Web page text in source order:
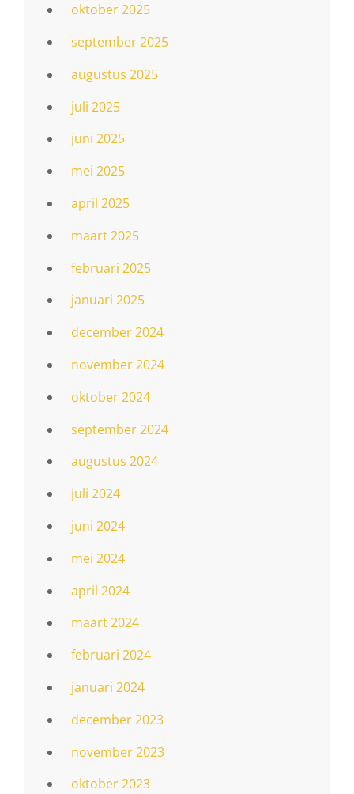
oktober 2025
september 2025
augustus 2025
juli 2025
juni 2025
mei 2025
april 2025
maart 2025
februari 2025
januari 2025
december 2024
november 2024
oktober 2024
september 2024
augustus 2024
juli 2024
juni 2024
mei 2024
april 2024
maart 2024
februari 2024
januari 2024
december 2023
november 2023
oktober 2023